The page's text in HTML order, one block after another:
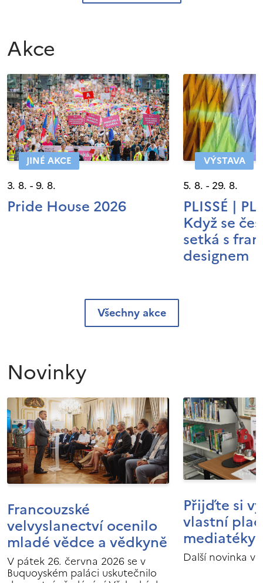
Akce
JINÉ AKCE
3. 8. - 9. 8.
Pride House 2026
VÝSTAVA
5. 8. - 29. 8.
PLISSÉ |
Když se
setká s
designem
Všechny akce
Novinky
Francouzské
velvyslanectví ocenilo
mladé vědce a vědkyně
V pátek 26. června 2026 se v
Buquoyském paláci uskutečnilo
Přijďte si
vlastní
mediatéky
Další novinka v